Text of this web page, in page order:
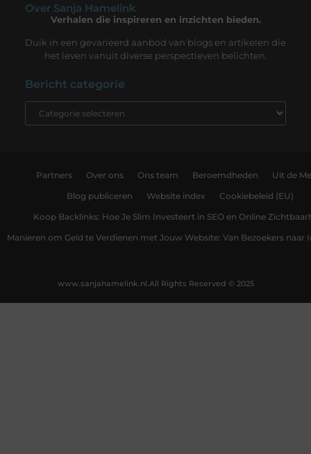
Over Sanja Hamelink
Verhalen die inspireren en inzichten bieden.
Duik in een gevarieerd aanbod van blogs en artikelen die
het leven vanuit diverse perspectieven belichten.
Bericht categorie
Partners Over ons Ons team Beroemdheden Uit de
Blog publiceren Website index Cookiebeleid (EU)
Koop Backlinks: Hoe Je Slim Investeert in SEO en Online
Manieren om Geld te Verdienen met Jouw Website: Van Bezoekers naar
All Rights Reserved © 2025
www.sanjahamelink.nl.